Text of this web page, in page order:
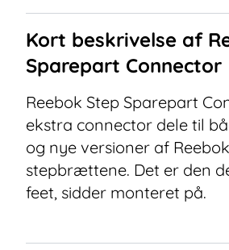
Kort beskrivelse af
Sparepart Connector
Reebok Step Sparepart
ekstra connector dele til
og nye versioner af
stepbrættene. Det er den
feet, sidder monteret på.